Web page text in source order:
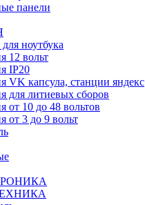
панели
ноутбука
12 вольт
IP20
VK капсула, станции яндекс
для литиевых сборов
от 10 до 48 вольтов
от 3 до 9 вольт